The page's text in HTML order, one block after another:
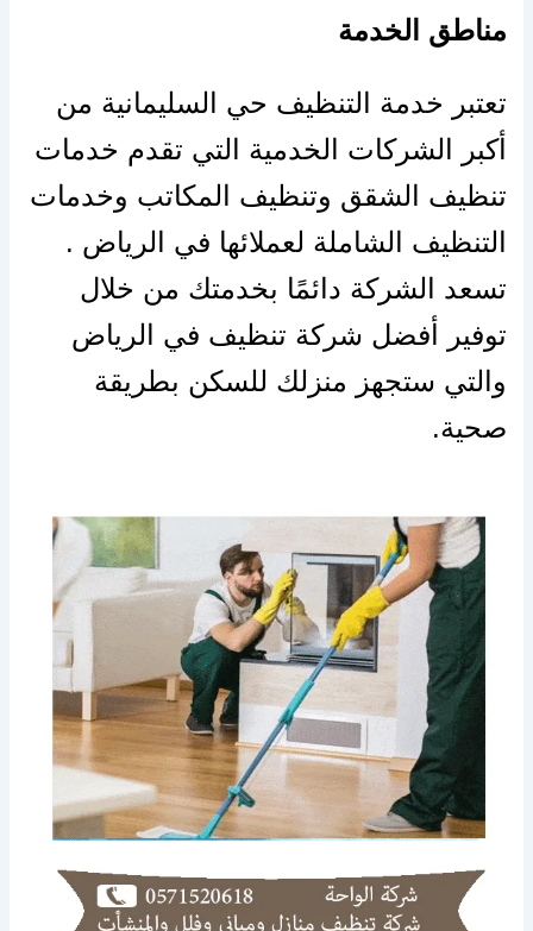
مناطق الخدمة
تعتبر خدمة التنظيف حي السليمانية من
أكبر الشركات الخدمية التي تقدم خدمات
تنظيف الشقق وتنظيف المكاتب وخدمات
التنظيف الشاملة لعملائها في الرياض .
تسعد الشركة دائمًا بخدمتك من خلال
توفير أفضل شركة تنظيف في الرياض
والتي ستجهز منزلك للسكن بطريقة
صحية.